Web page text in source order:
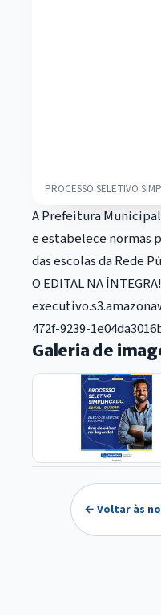
PROCESSO SELETIVO
A Prefeitura
e estabelece normas
das escolas da Rede
O EDITAL NA
472f-9239-
Galeria de
← Voltar às